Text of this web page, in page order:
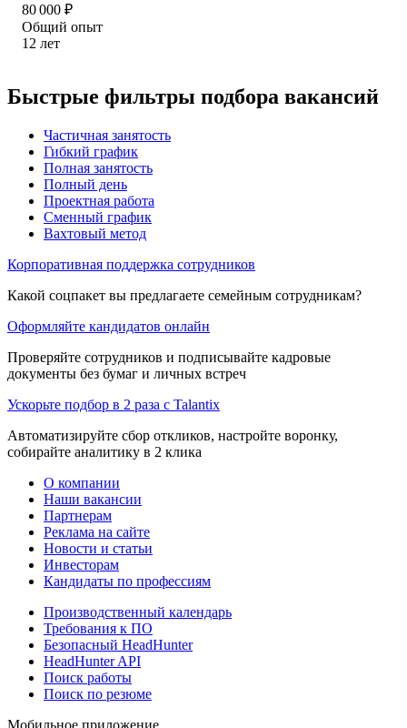
80 000 ₽
Общий опыт
12 лет
Быстрые фильтры подбора вакансий
Частичная занятость
Гибкий график
Полная занятость
Полный день
Проектная работа
Сменный график
Вахтовый метод
Корпоративная поддержка сотрудников
Какой соцпакет вы предлагаете семейным сотрудникам?
Оформляйте кандидатов онлайн
Проверяйте сотрудников и подписывайте кадровые
документы без бумаг и личных встреч
Ускорьте подбор в 2 раза с Talantix
Автоматизируйте сбор откликов, настройте воронку,
собирайте аналитику в 2 клика
О компании
Наши вакансии
Партнерам
Реклама на сайте
Новости и статьи
Инвесторам
Кандидаты по профессиям
Производственный календарь
Требования к ПО
Безопасный HeadHunter
HeadHunter API
Поиск работы
Поиск по резюме
Мобильное приложение